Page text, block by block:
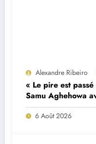
Alexandre Ribeiro
« Le pire est
Samu Aghehowa
Porto ?
6 Août 2026